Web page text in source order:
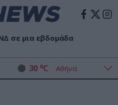
σε μια εβδομάδα
30 oC